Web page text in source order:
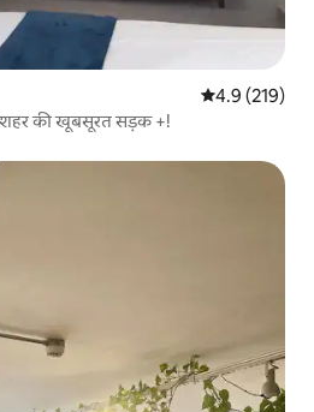
औसत रेटिंग 5 में
4.9 (219)
शहर की खूबसूरत सड़क +!